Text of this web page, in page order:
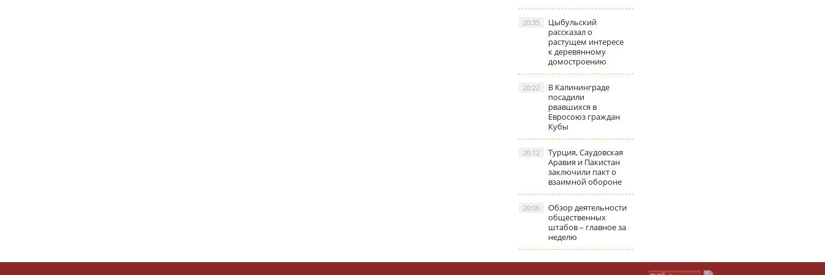
Цыбульский
рассказал о
растущем интересе
к деревянному
домостроению
20:35
В Калининграде
посадили
рвавшихся в
Евросоюз граждан
Кубы
20:22
Турция, Саудовская
Аравия и Пакистан
заключили пакт о
взаимной обороне
20:12
Обзор деятельности
общественных
штабов – главное за
неделю
20:06